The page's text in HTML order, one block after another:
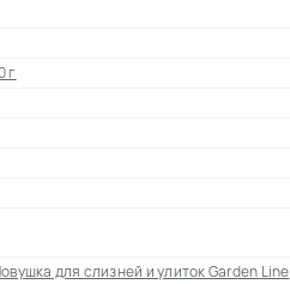
г
для слизней и улиток Garden Line